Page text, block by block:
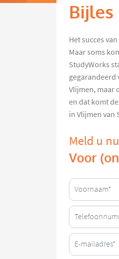
Het succes
Maar soms
StudyWorks
gegarandeerd
Vlijmen, maar
en dat komt
in Vlijmen van
Meld u
Voor